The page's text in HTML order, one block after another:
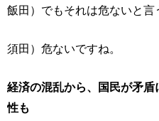
飯田）でもそれは危ないと言
須田）危ないですね。
経済の混乱から、国民が矛
性も